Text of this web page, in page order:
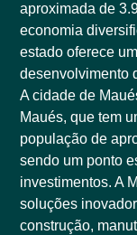
aproximada de
economia
estado oferece
desenvolvimento
A cidade de
Maués, que tem
população de
sendo um ponto
investimentos. A
soluções
construção,